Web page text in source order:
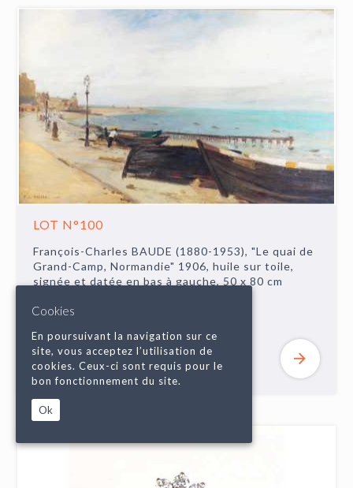
LOT N°100
François-Charles BAUDE (1880-1953), "Le quai de
Grand-Camp, Normandie" 1906, huile sur toile,
signée et datée en bas à gauche, 50 x 80 cm
Cookies
En poursuivant la navigation sur ce
site, vous acceptez l’utilisation de
cookies. Ceux-ci sont requis pour le
bon fonctionnement du site.
Ok